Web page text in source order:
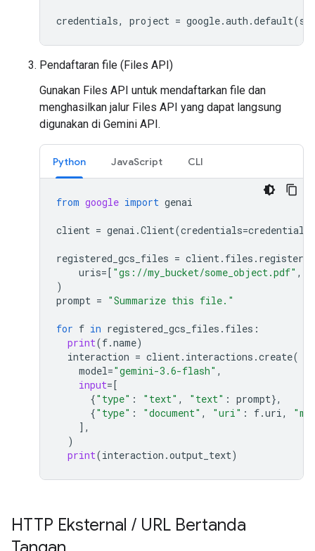
credentials, project = google.auth .default(
Pendaftaran file (Files API)
Gunakan Files API untuk mendaftarkan file dan
menghasilkan jalur Files API yang dapat langsung
digunakan di Gemini API.
Python JavaScript CLI
from google import genai
client = genai .Client(credentials=credentials
registered_gcs_files = client. files .
uris=[ "gs://my_bucket/some_object.pdf" ,
)
prompt = "Summarize this file."
for f in registered_gcs_files . files :
print(f.name)
interaction = client. interactions .create(
model="gemini-3.6-flash" ,
input=[
{"type" : "text" , "text" : prompt},
{"type" : "document" , "uri" : f.uri,
],
)
print(interaction .output_text)
HTTP Eksternal / URL Bertanda